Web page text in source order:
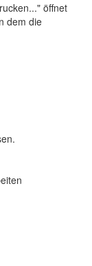
öffnet
dem die